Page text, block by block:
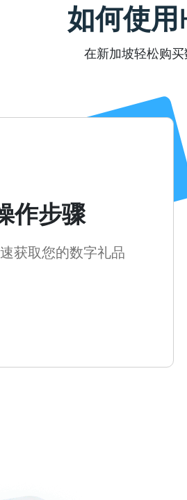
如何使
在新加坡轻松购
作步骤
获取您的数字礼品